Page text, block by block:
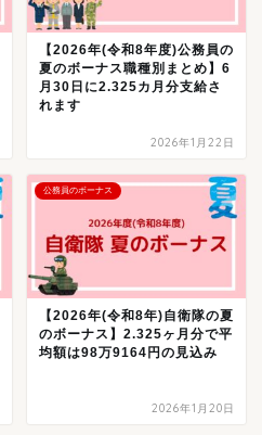
【2026年(令和8年度)公務員の
夏のボーナス職種別まとめ】6
月30日に2.325カ月分支給さ
れます
2026年1月22日
公務員のボーナス
【2026年(令和8年)自衛隊の夏
のボーナス】2.325ヶ月分で平
均額は98万9164円の見込み
2026年1月20日